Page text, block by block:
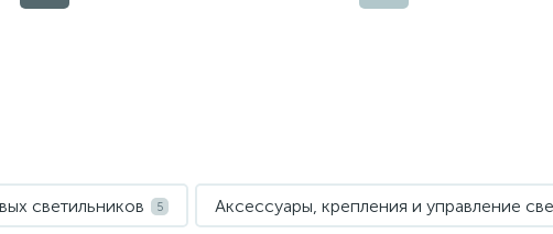
светильников 5 Аксессуары, крепления и управление